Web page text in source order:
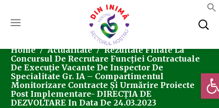
Home Actualitate
Rezultate Finale La
Concursul De Recrutare Funcției Contractuale
De Execuție Vacante De Inspector De
Specialitate Gr. IA – Compartimentul
Monitorizare Contracte Și Urmărire Proiecte
Post Implementare- DIRECȚIA DE
DEZVOLTARE In Data De 24.03.2023